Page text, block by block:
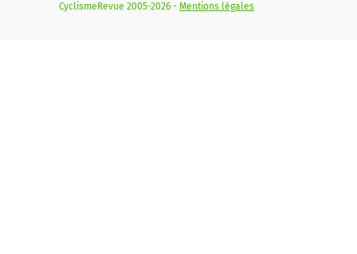
CyclismeRevue 2005-2026 - Mentions légales